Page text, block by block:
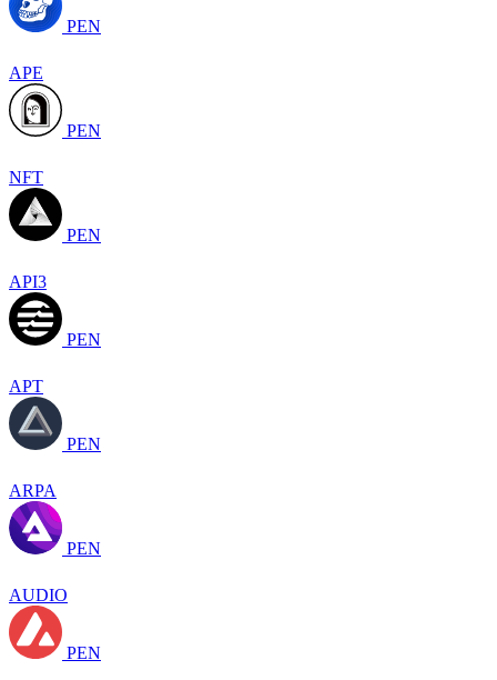
PEN
APE
PEN
NFT
PEN
API3
PEN
APT
PEN
ARPA
PEN
AUDIO
PEN